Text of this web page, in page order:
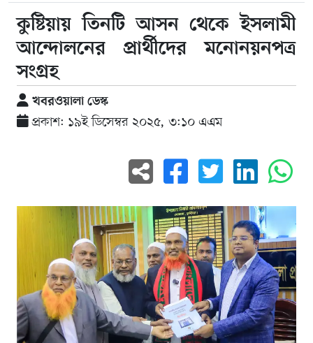
কুষ্টিয়ায় তিনটি আসন থেকে ইসলামী
আন্দোলনের প্রার্থীদের মনোনয়নপত্র
সংগ্রহ
খবরওয়ালা ডেস্ক
প্রকাশ: ১৯ই ডিসেম্বর ২০২৫, ৩:১০ এএম